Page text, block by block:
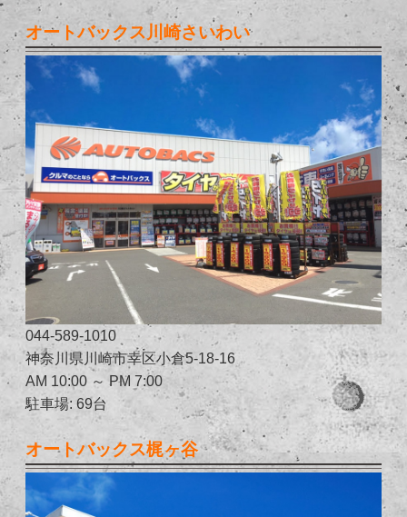
オートバックス川崎さいわい
044-589-1010
神奈川県川崎市幸区小倉5-18-16
AM 10:00 ～ PM 7:00
駐車場: 69台
オートバックス梶ヶ谷